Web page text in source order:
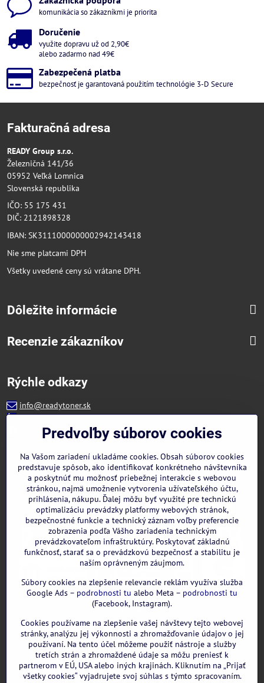
komunikácia so zákazníkmi je priorita
Doručenie
využite dopravu už od 2,90€
alebo zadarmo nad 49€
Zabezpečená platba
bezpečnosť je garantovaná použitím technológie 3-D Secure
Fakturačná adresa
READY Group s.r.o.
Železničná 141/36
05952 Veľká Lomnica
Slovenská republika
IČO: 55 175 431
DIČ: 2121898328
IBAN: SK3111000000002942143418
Nie sme platcami DPH
Všetky uvedené ceny sú vrátane DPH.
Dôležite informácie
Recenzie zákazníkov
Rýchle odkazy
info@readytoner.sk
+421 944 322 536 (PO-PIA: 09:00- 15:00)
Facebook
WhatsApp
GOOGLE recenzie:
Predvoľby súborov cookies
Na Vašom zariadení ukladáme cookies. Obsah súborov cookies
predstavuje spôsob, ako identifikovať konkrétneho návštevníka
a poskytnúť mu možnosť priebežnej interakcie s webovou
stránkou, najmä umožnenie vytvorenia užívateľského účtu,
prihlásenia, nákupu. Ďalej môžu byť využité pre technickú
optimalizáciu prevádzky platformy webových stránok,
bezpečnostné funkcie a technický záznam voľby preferencie
zobrazenia podľa Vášho zariadenia technickým
prevádzkovateľom infraštruktúry. Poskytovať základnú
funkčnosť, starať sa o prevádzkovú bezpečnosť a stabilitu je
naším oprávneným záujmom.
Súbory cookies na zlepšenie relevancie reklám využíva služba
Google Ads – podrobnosti tu alebo Meta – podrobnosti tu
(Facebook, Instagram).
Cookies používame na zlepšenie vašej návštevy tejto webovej
stránky, analýzu jej výkonnosti a zhromažďovanie údajov o jej
používaní. Na tento účel môžeme použiť nástroje a služby
tretích strán a zhromaždené údaje sa môžu preniesť k
partnerom v EÚ, USA alebo iných krajinách. Kliknutím na „Prijať
všetky cookies“ vyjadrujete svoj súhlas s týmto spracovaním.